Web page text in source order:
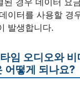
이터를 사용할 경
발생합니다.
임 오디오와 비
어떻게 되나요?